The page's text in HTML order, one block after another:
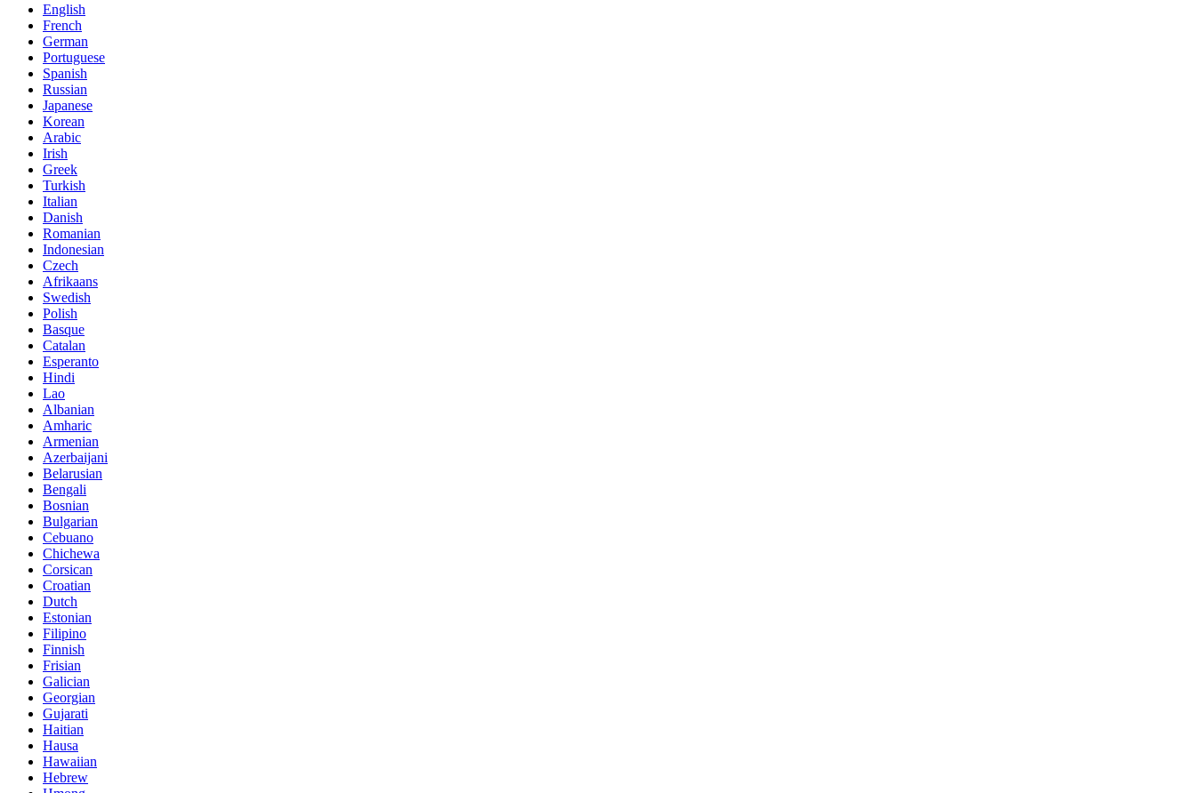
English
French
German
Portuguese
Spanish
Russian
Japanese
Korean
Arabic
Irish
Greek
Turkish
Italian
Danish
Romanian
Indonesian
Czech
Afrikaans
Swedish
Polish
Basque
Catalan
Esperanto
Hindi
Lao
Albanian
Amharic
Armenian
Azerbaijani
Belarusian
Bengali
Bosnian
Bulgarian
Cebuano
Chichewa
Corsican
Croatian
Dutch
Estonian
Filipino
Finnish
Frisian
Galician
Georgian
Gujarati
Haitian
Hausa
Hawaiian
Hebrew